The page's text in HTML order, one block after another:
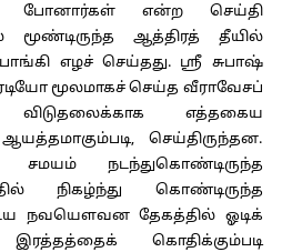
போனார்கள் என்ற செய்தி
ஆத்திரத் தீயில்
எழச் செய்தது. ஸ்ரீ சுபாஷ்
மூலமாகச் செய்த வீராவேசப்
எத்தகைய
செய்திருந்தன.
நடந்துகொண்டிருந்த
நிகழ்ந்து கொண்டிருந்த
நவயௌவன தேகத்தில் ஓடிக்
கொதிக்கும்படி